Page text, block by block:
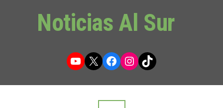
Noticias Al Sur
YouTube
X Facebook
Instagram
TikTok